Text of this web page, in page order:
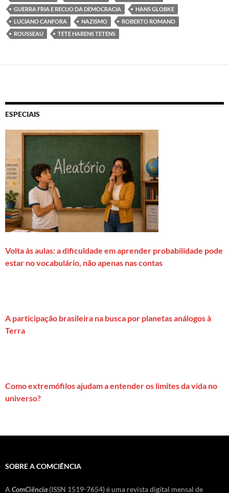
GUERRA FRIA E RECUO DA DEMOCRACIA
HANS GLOBKE
LUCIANO CANFORA
NAZISMO
ROBERTO ROMANO
ROUSSEAU
TETE HARENS TETENS
ESPECIAIS
Volta às aulas: a dificuldade em aprender probabilidade pode
estar no vocabulário, não apenas nas contas
A participação brasileira na busca por planetas análogos à
Terra
Como extremófilos ajudam a entender os limites da vida no
universo?
SOBRE A COMCIÊNCIA
A ComCiência (ISSN 1519-7654) é uma revista digital mensal de